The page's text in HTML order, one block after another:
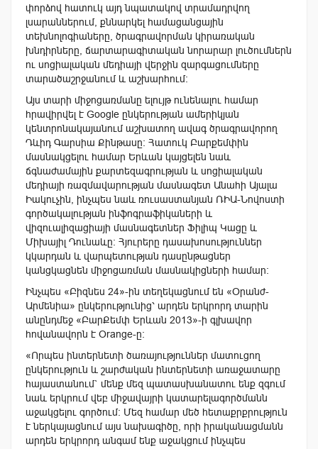
փորձով հատուկ այդ նպատակով տրամադրվող
լսարաններում, քննարկել համացանցային
տեխնոլոգիաները, ծրագրավորման կիրառական
խնդիրները, ճարտարագիտական նորարար լուծումներն
ու սոցիալական մեդիայի վերջին զարգացումները
տարածաշրջանում և աշխարհում։
Այս տարի միջոցառմանը ելույթ ունենալու համար
հրավիրվել է Google ընկերության ամերիկյան
կենտրոնակայանում աշխատող ավագ ծրագրավորող
Դևիդ Գարսիա Քինթասը: Հատուկ Բարքեմփին
մասնակցելու համար Երևան կայցելեն նաև
ճգնաժամային քարտեզագրության և սոցիալական
մեդիայի ռազմավարության մասնագետ Անահի Այալա
Իակուչին, ինչպես նաև ռուսաստանյան ՌԻԱ-Նովոստի
գործակալության ինֆոգրաֆիկաների և
վիզուալիզացիայի մասնագետներ Ֆիլիպ Կացը և
Միխայիլ Դունաևը: Հյուրերը դասախոսություններ
կկարդան և վարպետության դասընթացներ
կանցկացնեն միջոցառման մասնակիցների համար:
Ինչպես «Բիզնես 24»-ին տեղեկացնում են «Օրանժ-
Արմենիա» ընկերությունից՝ արդեն երկրորդ տարին
անընդմեջ «ԲարՔեմփ Երևան 2013»-ի գլխավոր
հովանավորն է Orange-ը:
«Որպես ինտերնետի ծառայություններ մատուցող
ընկերություն և շարժական ինտերնետի առաջատարը
հայաստանում` մենք մեզ պատասխանատու ենք զգում
նաև երկրում վեբ միջավայրի կատարելագործմանն
աջակցելու գործում: Մեզ համար մեծ հետաքրքրություն
է ներկայացնում այս նախագիծը, որի իրականացմանն
արդեն երկրորդ անգամ ենք աջակցում ինչպես